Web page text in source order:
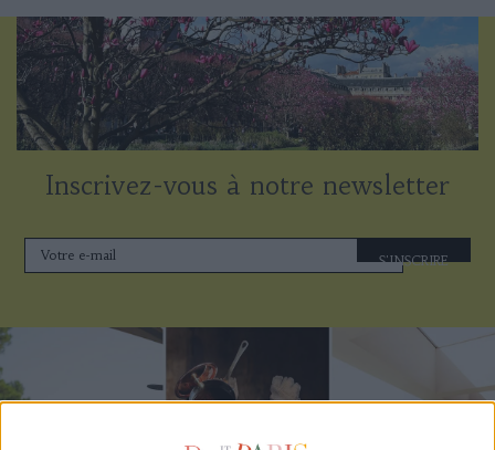
Inscrivez-vous à notre newsletter
S'INSCRIRE